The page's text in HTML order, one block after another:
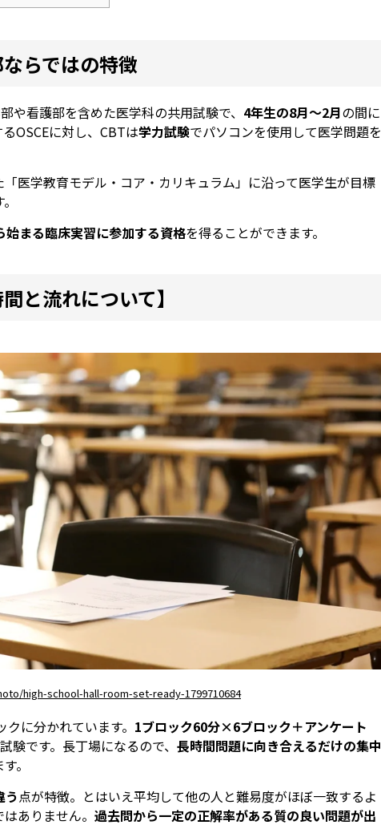
らではの特徴
看護部を含めた医学科の共用試験で、 4年生の8月〜2月の間に
OSCEに対し、CBTは学力試験でパソコンを使用して医学問題を
医学教育モデル・コア・カリキュラム」に沿って医学生が目標
始まる臨床実習に参加する資格を得ることができます。
間と流れについて】
high-school-hall-room-set-ready-1799710684
クに分かれています。 1ブロック60分×6ブロック＋アンケート
験です。長丁場になるので、 長時間問題に向き合えるだけの集中
。
う点が特徴。とはいえ平均して他の人と難易度がほぼ一致するよ
ありません。 過去問から一定の正解率がある質の良い問題が出